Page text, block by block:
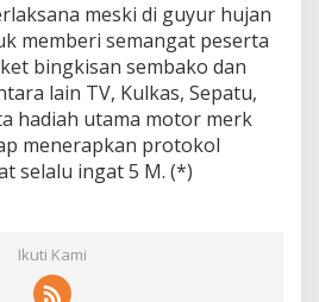
meski di guyur hujan
memberi semangat peserta
bingkisan sembako dan
lain TV, Kulkas, Sepatu,
hadiah utama motor merk
menerapkan protokol
selalu ingat 5 M. (*)
Ikuti Kami